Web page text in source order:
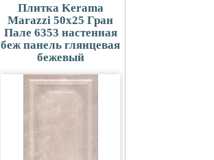
Плитка Kerama
Marazzi 50x25 Гран
Пале 6353 настенная
беж панель глянцевая
бежевый